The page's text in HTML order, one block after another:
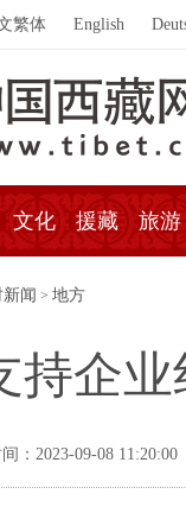
繁体 English
文化 援藏 旅游
闻 > 地方
持企业
：2023-09-08 11:20:00